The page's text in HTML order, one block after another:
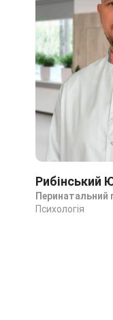
Рибінський
Перинатальний
Психологія